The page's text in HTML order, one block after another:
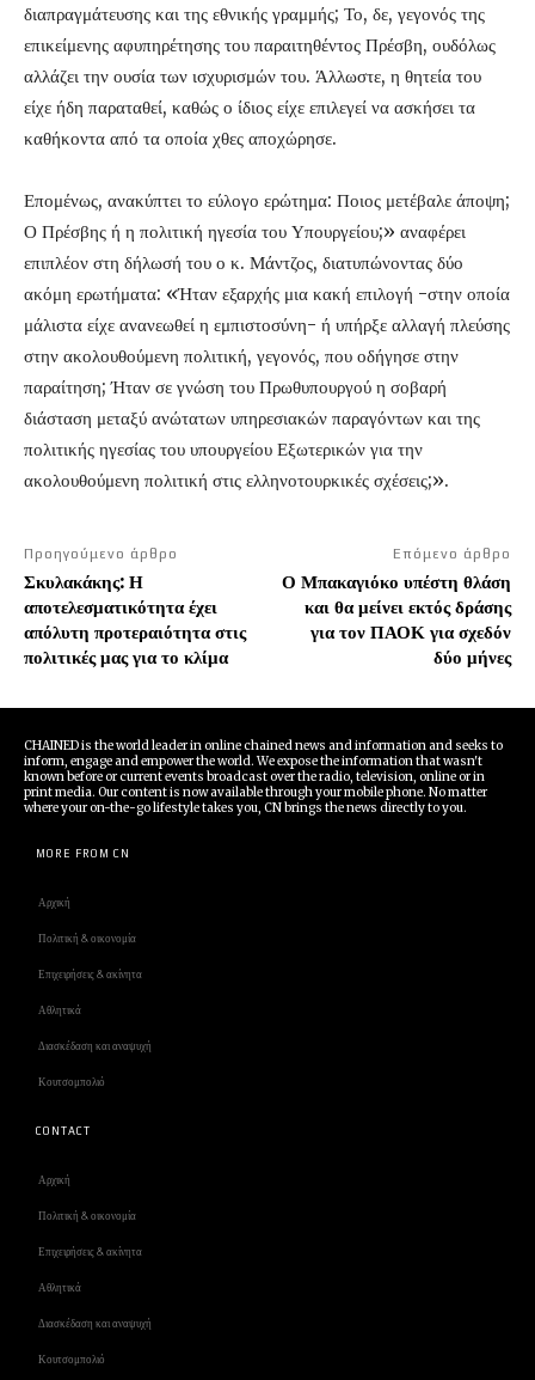
διαπραγμάτευσης και της εθνικής γραμμής; Το, δε, γεγονός της
επικείμενης αφυπηρέτησης του παραιτηθέντος Πρέσβη, ουδόλως
αλλάζει την ουσία των ισχυρισμών του. Άλλωστε, η θητεία του
είχε ήδη παραταθεί, καθώς ο ίδιος είχε επιλεγεί να ασκήσει τα
καθήκοντα από τα οποία χθες αποχώρησε.
Επομένως, ανακύπτει το εύλογο ερώτημα: Ποιος μετέβαλε άποψη;
Ο Πρέσβης ή η πολιτική ηγεσία του Υπουργείου;» αναφέρει
επιπλέον στη δήλωσή του ο κ. Μάντζος, διατυπώνοντας δύο
ακόμη ερωτήματα: «Ήταν εξαρχής μια κακή επιλογή -στην οποία
μάλιστα είχε ανανεωθεί η εμπιστοσύνη- ή υπήρξε αλλαγή πλεύσης
στην ακολουθούμενη πολιτική, γεγονός, που οδήγησε στην
παραίτηση; Ήταν σε γνώση του Πρωθυπουργού η σοβαρή
διάσταση μεταξύ ανώτατων υπηρεσιακών παραγόντων και της
πολιτικής ηγεσίας του υπουργείου Εξωτερικών για την
ακολουθούμενη πολιτική στις ελληνοτουρκικές σχέσεις;».
Προηγούμενο άρθρο
Σκυλακάκης: Η
αποτελεσματικότητα έχει
απόλυτη προτεραιότητα στις
πολιτικές μας για το κλίμα
Επόμενο άρθρο
Ο Μπακαγιόκο υπέστη θλάση
και θα μείνει εκτός δράσης
για τον ΠΑΟΚ για σχεδόν
δύο μήνες
CHAINED is the world leader in online chained news and information and seeks to
inform, engage and empower the world. We expose the information that wasn't
known before or current events broadcast over the radio, television, online or in
print media. Our content is now available through your mobile phone. No matter
where your on-the-go lifestyle takes you, CN brings the news directly to you.
MORE FROM CN
Αρχική
Πολιτική & οικονομία
Επιχειρήσεις & ακίνητα
Αθλητικά
Διασκέδαση και αναψυχή
Κουτσομπολιό
CONTACT
Αρχική
Πολιτική & οικονομία
Επιχειρήσεις & ακίνητα
Αθλητικά
Διασκέδαση και αναψυχή
Κουτσομπολιό